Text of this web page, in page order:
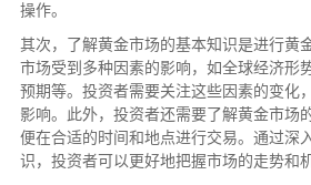
操作。
其次，了解黄金市场的基本知识是进行黄
市场受到多种因素的影响，如全球经济形
预期等。投资者需要关注这些因素的变化
影响。此外，投资者还需要了解黄金市场
便在合适的时间和地点进行交易。通过深
识，投资者可以更好地把握市场的走势和机